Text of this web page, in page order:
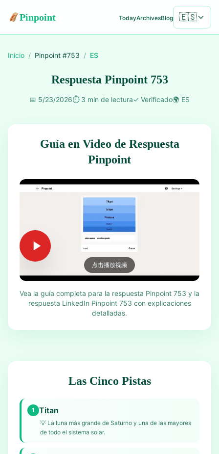
Pinpoint TodayArchivesBlog 🇪🇸
Inicio / Pinpoint #753 / ES
Respuesta Pinpoint 753
📅 5/23/2026⏱️ 3 min de lectura✓ Verificado🌍 ES
Guía en Video de Respuesta
Pinpoint
点击播放视频
Vea la guía completa para la respuesta Pinpoint 753 y la
respuesta LinkedIn Pinpoint 753 con explicaciones
detalladas.
Las Cinco Pistas
1 Titan
💡 La luna más grande de Saturno y una de las mayores
de todo el sistema solar.